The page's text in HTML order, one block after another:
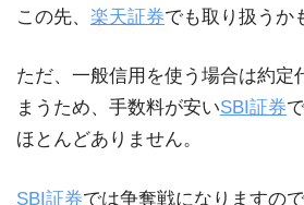
この先、 楽天証券でも取り扱うか
ただ、一般信用を使う場合は約定
まうため、手数料が安いSBI証券
ほとんどありません。
SBI証券では争奪戦になりますの